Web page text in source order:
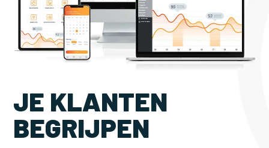
JE KLANTEN
BEGRIJPEN